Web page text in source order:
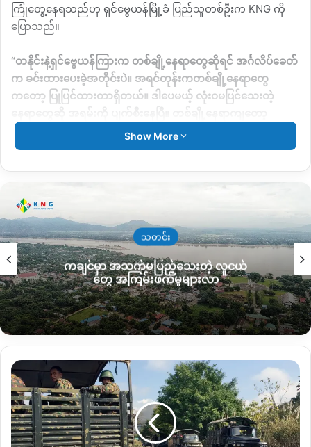
ကြုံတွေ့နေရသည်ဟု ရှင်ဗွေယန်မြို့ခံ ပြည်သူတစ်ဦးက KNG ကို
ပြောသည်။
“တနိုင်းနဲ့ရှင်ဗွေယန်ကြားက တစ်ချို့နေရာတွေဆိုရင် အင်္ဂလိပ်ခေတ်
က ခင်းထားပေးခဲ့အတိုင်းပဲ။ အရင်တုန်းကတစ်ချို့နေရာတွေ
ကတော့ ပြုပြင်ထားတာရှိတယ်။ ဒါပေမယ့် လုံးဝမပြင်သေးတဲ့
ချိုင့်ခွက်နေရာတွေမှာ အိမ်စီးကားတွေတောင် ဖြတ်လို့မရတော့တဲ့
အခြေအနေဖြစ်နေပြီ”ဟုပြောသည်။
ထိုလမ်းပိုင်းတွင် အများဆုံးပျက်စီးနေသည့်နေရာသည် တနိုင်းနှင့်
တရုန်ကြား၊ တရုန်နှင့် ရှင်ဗွေယန် စသည့်လမ်းပိုင်းနေရာများတွင်
ဆိုးဆိုးရွားရွားပျက်စီး နေကြောင်း ဒေသခံများပြောသည်။
တနိုင်းနှင့်ရှင်ဗွေယန်လမ်းပိုင်းသည် မိုင်ပေါင်း ၄၂ မိုင်ခန့်သာသွားရ
သော လမ်းခရီးတစ်ခုဖြစ်ပြီး ယခုကဲ့သို့ လမ်းပိုင်းအခက်အခဲကြောင့်
တစ်ရက်နီးပါးခန့် မောင်းနင်းသွားလာရသည်ဟု နောက်ထပ်ဒေသခံ
တစ်ဦးက ယခုလိုပြောသည်။
“လမ်းကောင်းရင်တော့ ရှင်ဗွေယန်နဲ့ တနိုင်းကြားဆိုတာ ခဏဆို
ဖြေးဖြေးထိန်းမောင်းရတဲ့ အခြေနေဆိုတော့ တစ်ရက်ခရီးလောက်
ဖြစ်သွားတယ်။ အခုဆိုအရေးပေါ်လူနာကားတွေ လည်းသွားရလာရ
တာ ကြန့်ကြာမှုဖြစ်စေတယ်။ အခုလိုလမ်းမကောင်တော့ အချိန်မှီ
သွားလို့မရတဲ့အချိန်တွေရှိတယ်”ဟုပြောသည်။
Show More
သတင်း
ကချင်မှာ အသက်မပြည့်သေးတဲ့ လူငယ်
တွေ အကြမ်းဖက်မှုများလာ
KIO ဌာနချုပ်
အနီး န
မ့်
ဆန်
ယန်
တွင်